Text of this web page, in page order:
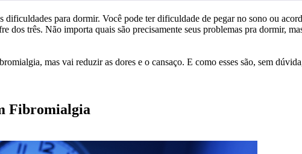
para dormir. Você pode ter dificuldade de pegar no sono ou
dos três. Não importa quais são precisamente seus problemas pra dormir,
mas vai reduzir as dores e o cansaço. E como esses são, sem
Fibromialgia